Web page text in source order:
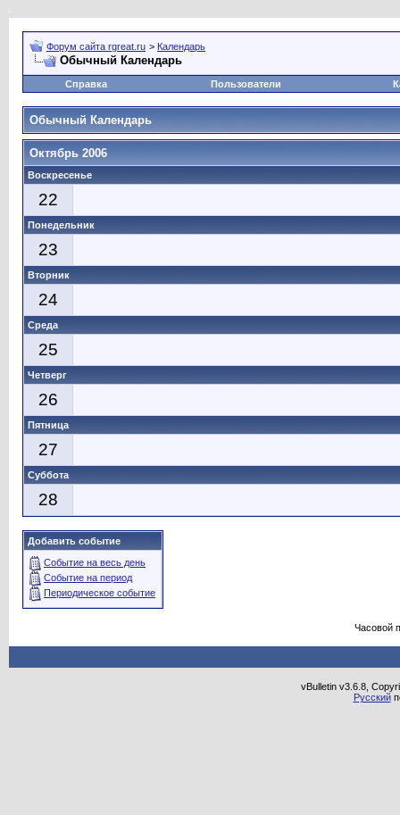
Форум сайта rgreat.ru > Календарь
Обычный Календарь
Справка Пользователи
Обычный Календарь
Октябрь 2006
Воскресенье
22
Понедельник
23
Вторник
24
Среда
25
Четверг
26
Пятница
27
Суббота
28
Добавить событие
Событие на весь день
Событие на период
Периодическое событие
Часовой
vBulletin v3.6.8,
Русский